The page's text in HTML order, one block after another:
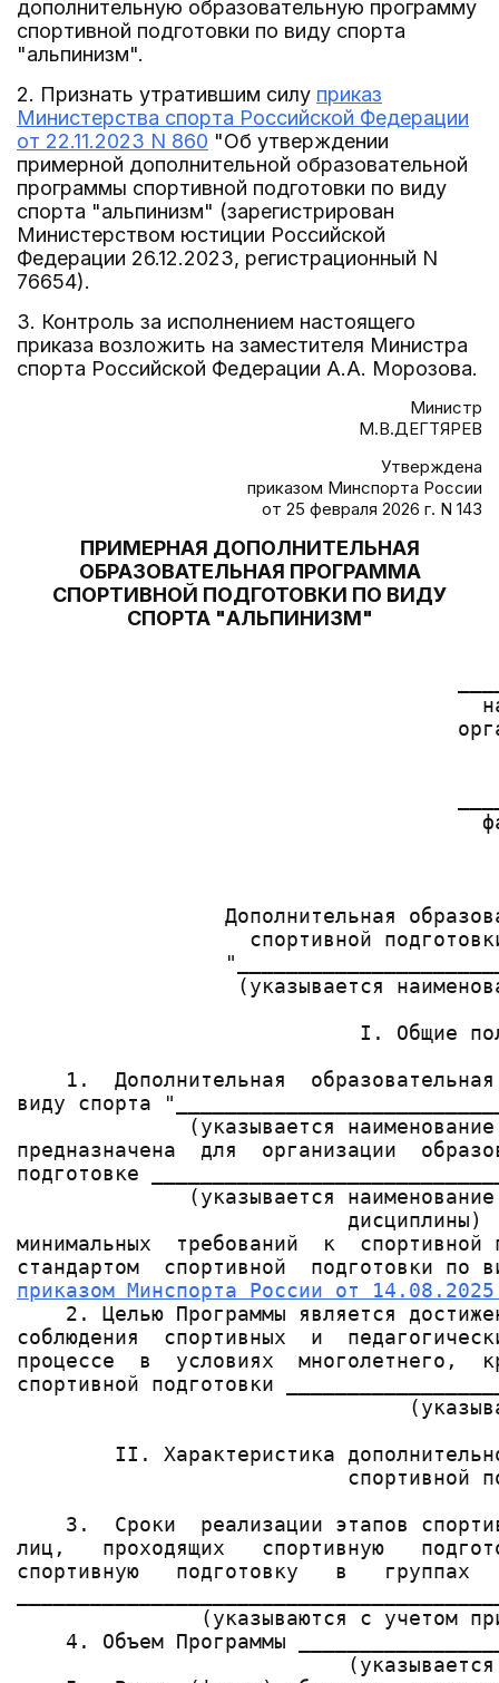
дополнительную образовательную программу
спортивной подготовки по виду спорта
"альпинизм".
2. Признать утратившим силу приказ
Министерства спорта Российской Федерации
от 22.11.2023 N 860 "Об утверждении
примерной дополнительной образовательной
программы спортивной подготовки по виду
спорта "альпинизм" (зарегистрирован
Министерством юстиции Российской
Федерации 26.12.2023, регистрационный N
76654).
3. Контроль за исполнением настоящего
приказа возложить на заместителя Министра
спорта Российской Федерации А.А. Морозова.
Министр
М.В.ДЕГТЯРЕВ
Утверждена
приказом Минспорта России
от 25 февраля 2026 г. N 143
ПРИМЕРНАЯ ДОПОЛНИТЕЛЬНАЯ
ОБРАЗОВАТЕЛЬНАЯ ПРОГРАММА
СПОРТИВНОЙ ПОДГОТОВКИ ПО ВИДУ
СПОРТА "АЛЬПИНИЗМ"
Дополнительная
спортивной
(указывается
I. Общие
1.  Дополнительная
виду спорта
(указывается
предназначена  для  организации
подготовке
(указывается
                           дисциплины)
минимальных  требований  к  спортивной
приказом Минспорта России от